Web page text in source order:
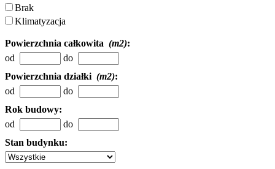
Brak
Klimatyzacja
Powierzchnia całkowita (m2):
od
do
Powierzchnia działki (m2):
od
do
Rok budowy:
od
do
Stan budynku: